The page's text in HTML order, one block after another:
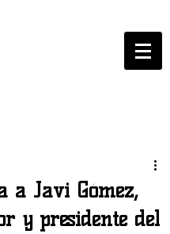
a Javi Gómez,
y presidente del